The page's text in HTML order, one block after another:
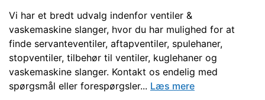
Vi har et bredt udvalg indenfor ventiler &
vaskemaskine slanger, hvor du har mulighed for at
finde servanteventiler, aftapventiler, spulehaner,
stopventiler, tilbehør til ventiler, kuglehaner og
vaskemaskine slanger. Kontakt os endelig med
spørgsmål eller forespørgsler... Læs mere